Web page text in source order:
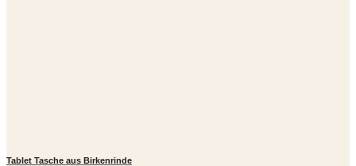
Tablet Tasche aus Birkenrinde